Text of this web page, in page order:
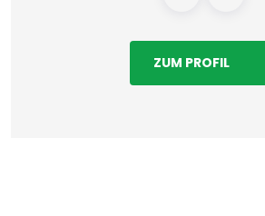
ZUM PROFIL